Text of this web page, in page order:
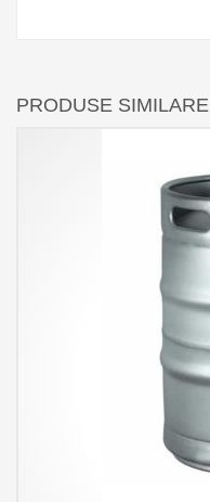
PRODUSE SIMILARE